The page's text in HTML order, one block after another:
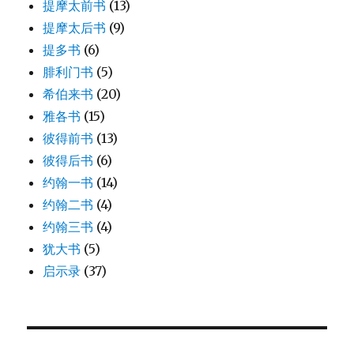
提摩太前书 (13)
提摩太后书 (9)
提多书 (6)
腓利门书 (5)
希伯来书 (20)
雅各书 (15)
彼得前书 (13)
彼得后书 (6)
约翰一书 (14)
约翰二书 (4)
约翰三书 (4)
犹大书 (5)
启示录 (37)